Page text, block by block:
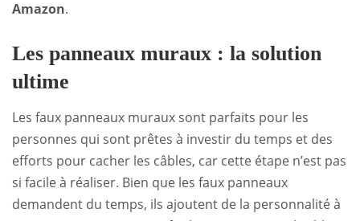
Amazon.
Les panneaux muraux : la solution
ultime
Les faux panneaux muraux sont parfaits pour les
personnes qui sont prêtes à investir du temps et des
efforts pour cacher les câbles, car cette étape n’est pas
si facile à réaliser. Bien que les faux panneaux
demandent du temps, ils ajoutent de la personnalité à